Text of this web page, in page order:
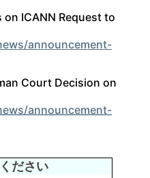
on ICANN Request to
announcement-
Court Decision on
announcement-
ださい